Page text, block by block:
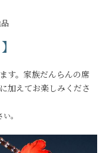
す。家族だんらんの席
加えてお楽しみくださ
。